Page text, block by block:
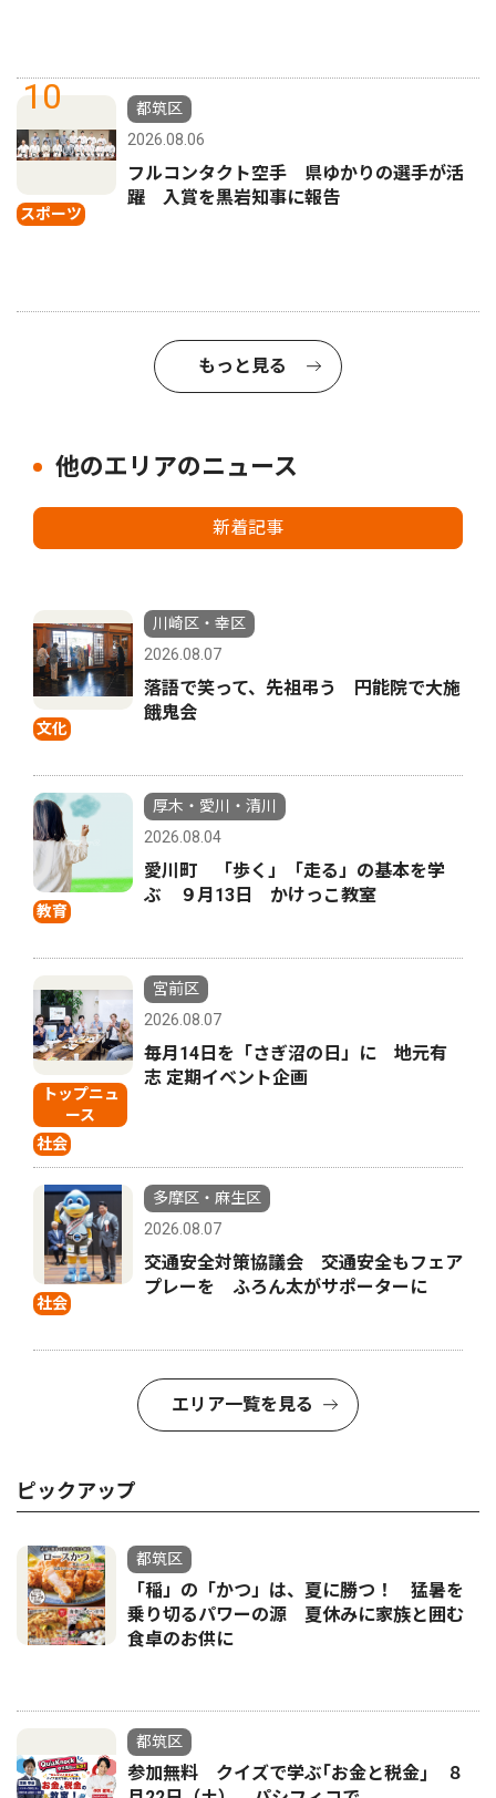
10
スポーツ
都筑区
2026.08.06
フルコンタクト空手 県ゆかりの選手が活
躍 入賞を黒岩知事に報告
もっと見る
他のエリアのニュース
新着記事
文化
川崎区・幸区
2026.08.07
落語で笑って、先祖弔う 円能院で大施
餓鬼会
教育
厚木・愛川・清川
2026.08.04
愛川町 「歩く」「走る」の基本を学
ぶ ９月13日 かけっこ教室
トップニュ
ース
社会
宮前区
2026.08.07
毎月14日を「さぎ沼の日」に 地元有
志 定期イベント企画
社会
多摩区・麻生区
2026.08.07
交通安全対策協議会 交通安全もフェア
プレーを ふろん太がサポーターに
エリア一覧を見る
ピックアップ
都筑区
「稲」の「かつ」は、夏に勝つ！ 猛暑を
乗り切るパワーの源 夏休みに家族と囲む
食卓のお供に
都筑区
参加無料 クイズで学ぶ｢お金と税金｣ ８